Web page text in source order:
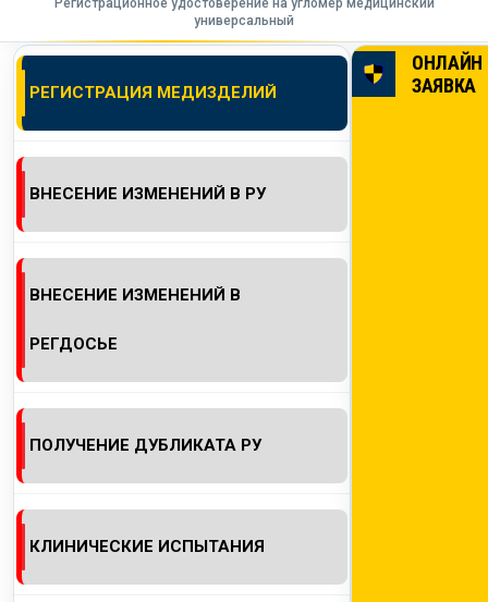
НАША КОМПАНИЯ
КОНТАКТЫ
Регистрационное удостоверение на угломер медицинский
универсальный
РЕГИСТРАЦИЯ МЕДИЗДЕЛИЙ
ВНЕСЕНИЕ ИЗМЕНЕНИЙ В РУ
ВНЕСЕНИЕ ИЗМЕНЕНИЙ В
РЕГДОСЬЕ
ПОЛУЧЕНИЕ ДУБЛИКАТА РУ
КЛИНИЧЕСКИЕ ИСПЫТАНИЯ
ОНЛАЙН
ЗАЯВКА